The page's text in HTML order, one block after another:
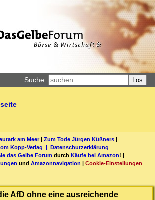
Suche: Los
am Meer| Zum Tode Jürgen Küßners |
Kopp-Verlag | Datenschutzerklärung
das Gelbe Forum durch Käufe bei Amazon! |
und Amazonnavigation | Cookie-Einstellungen
AfD ohne eine ausreichende